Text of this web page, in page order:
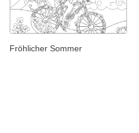
Fröhlicher Sommer